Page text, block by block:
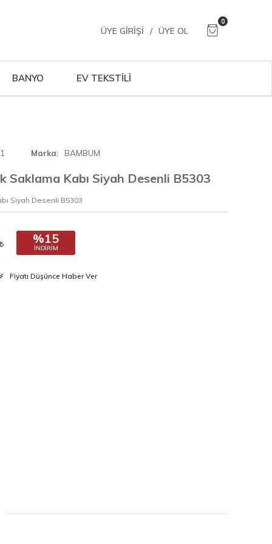
ÜYE GIRIŞI / ÜYE OL
0
BANYO EV TEKSTİLİ
Marka BAMBUM
Saklama Kabı Siyah Desenli B5303
Siyah Desenli B5303
%15
İNDIRIM
Fiyatı Düşünce Haber Ver